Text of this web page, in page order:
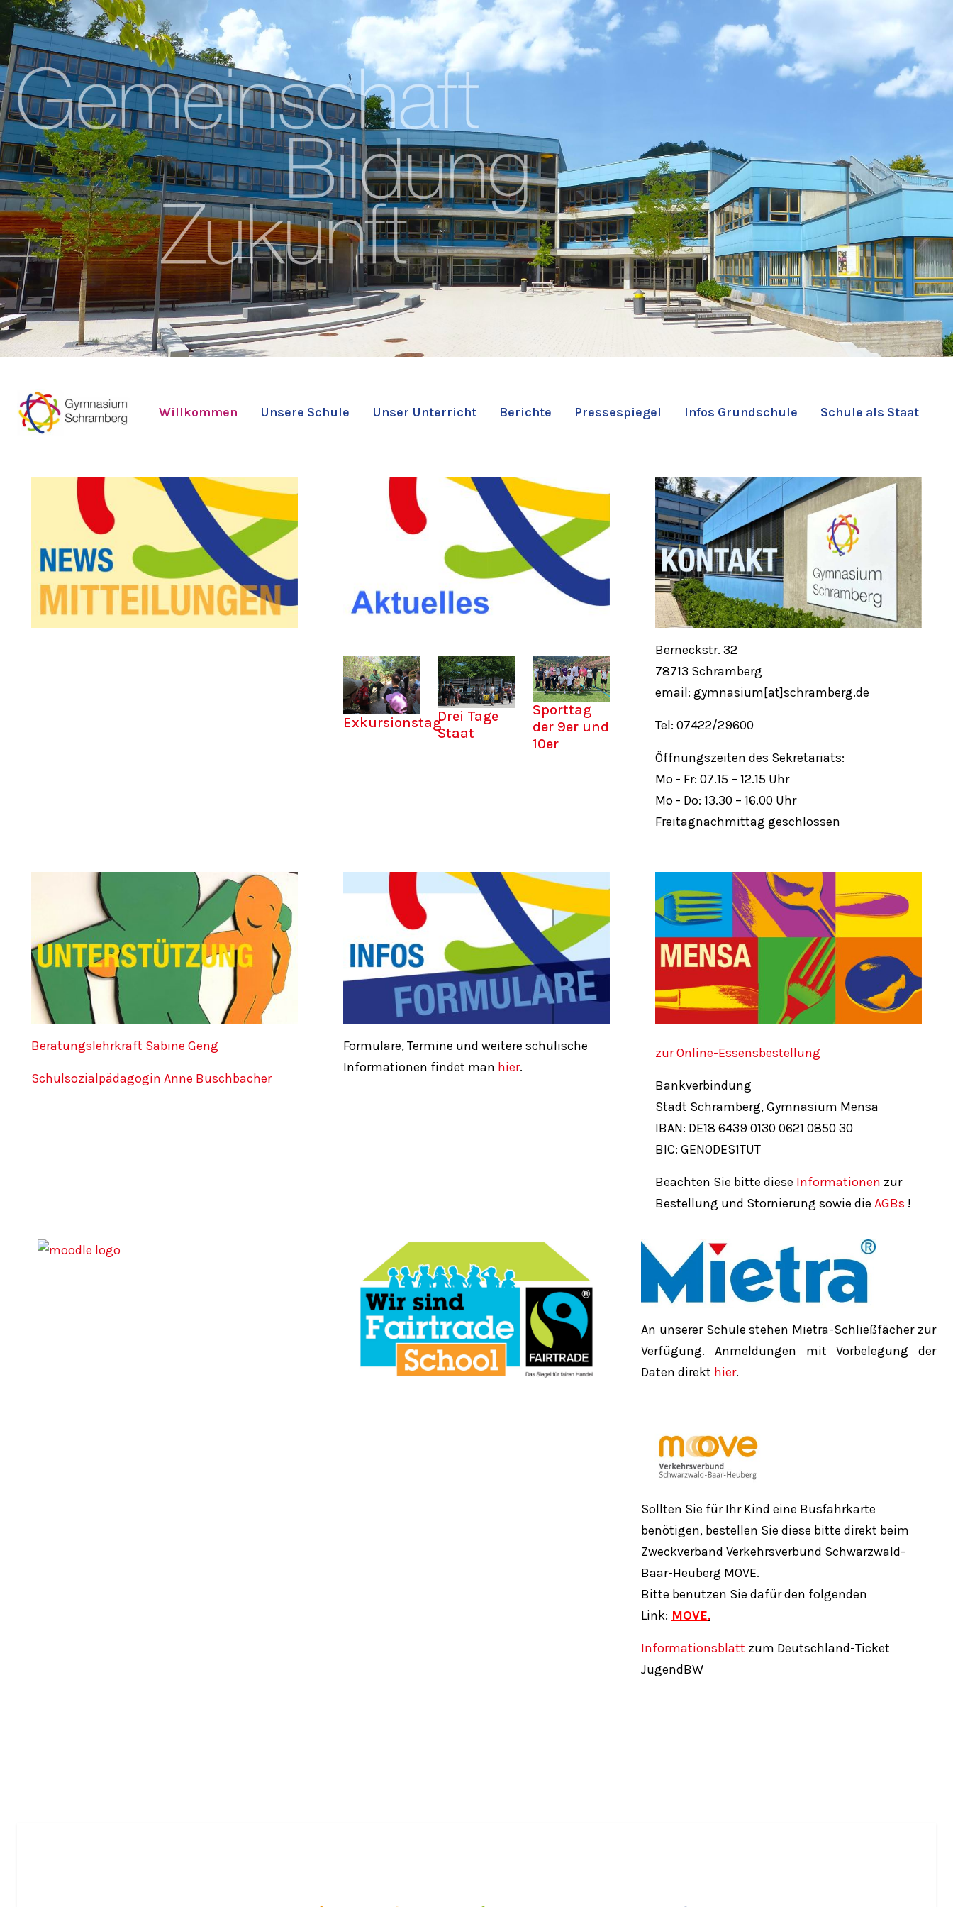
Willkommen Unsere Schule Unser Unterricht Berichte Pressespiegel Infos Grundschule Schule als Staat
ExkursionstagDrei Tage
Staat
Sporttag
der 9er und
10er
Berneckstr. 32
78713 Schramberg
email: gymnasium[at]schramberg.de
Tel: 07422/29600
Öffnungszeiten des Sekretariats:
Mo - Fr: 07.15 – 12.15 Uhr
Mo - Do: 13.30 – 16.00 Uhr
Freitagnachmittag geschlossen
Beratungslehrkraft Sabine Geng
Schulsozialpädagogin Anne Buschbacher
Formulare, Termine und weitere schulische
Informationen findet man hier.
zur Online-Essensbestellung
Bankverbindung
Stadt Schramberg, Gymnasium Mensa
IBAN: DE18 64390130 0621 0850 30
BIC: GENODES1TUT
Beachten Sie bitte diese Informationen zur
Bestellung und Stornierung sowie die AGBs !
An unserer Schule stehen Mietra-Schließfächer zur
Verfügung. Anmeldungen mit Vorbelegung der
Daten direkt hier.
Sollten Sie für Ihr Kind eine Busfahrkarte
benötigen, bestellen Sie diese bitte direkt beim
Zweckverband Verkehrsverbund Schwarzwald-
Baar-Heuberg MOVE.
Bitte benutzen Sie dafür den folgenden
Link: MOVE.
Informationsblatt zum Deutschland-Ticket
JugendBW